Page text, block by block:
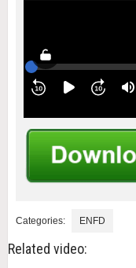
Categories: ENFD
Related video: